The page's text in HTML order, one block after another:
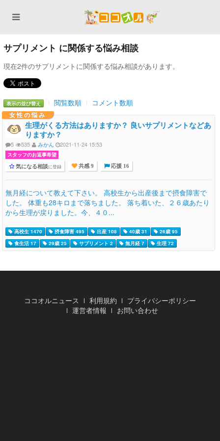
サプリメント に関係する悩み相談
現在2件のサプリメントに関係する悩み相談があります。
表示の並び替え 閲覧数順 コメント数順
女性の悩み
生理がくる方法はありますか？ 良いサプリメントなどあ
りますか？
5 535 みかん 2021-11-24 15:53
スタッフのお返事希望
気になる相談に登録 共感 9 応援 16
無月経について教えて下さい。 高校生から出産後まで摂食障害で
した。 体重も28キロまで落ちました。 落ち着いた、２６歳あたり
から生理が戻りました。今、４０...
高校生 1470 摂食障害 495 出産 108 40歳 31
26歳 95
食生活 17
29歳 25 サプリメント 2 無月経 7 生理 72
ココオルニュース 利用規約
プライバシーポリシー
運営者情報
お問い合わせ